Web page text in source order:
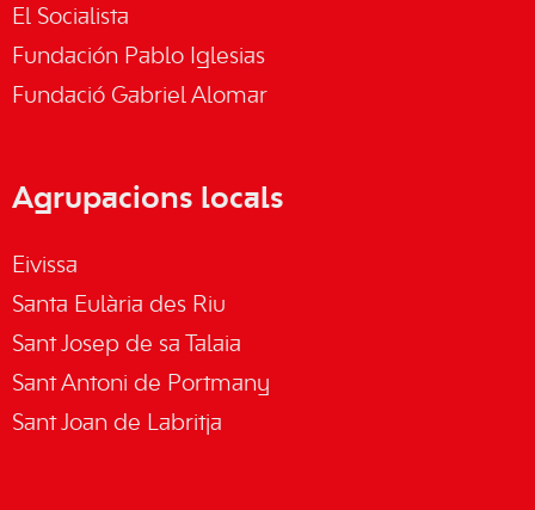
El Socialista
Fundación Pablo Iglesias
Fundació Gabriel Alomar
Agrupacions locals
Eivissa
Santa Eulària des Riu
Sant Josep de sa Talaia
Sant Antoni de Portmany
Sant Joan de Labritja